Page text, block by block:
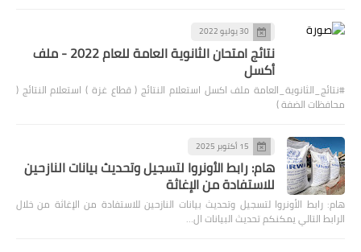
30 يوليو 2022
نتائج امتحان الثانوية العامة للعام 2022 - ملف
أكسل
#نتائج_الثانوية_العامة ملف اكسل استعلام النتائج ( قطاع غزة ) استعلام النتائج (
محافظات الضفة )
15 أكتوبر 2025
هام: رابط الأونروا لتسجيل وتحديث بيانات النازحين
للاستفادة من الإغاثة
هام: رابط الأونروا لتسجيل وتحديث بيانات النازحين للاستفادة من الإغاثة من خلال
الرابط التالي يمكنكم تحديث البيانات ال…